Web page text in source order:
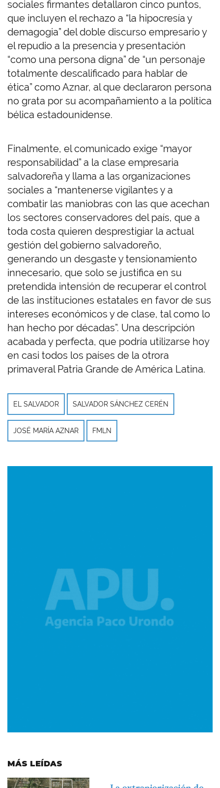
sociales firmantes detallaron cinco puntos,
que incluyen el rechazo a “la hipocresía y
demagogia” del doble discurso empresario y
el repudio a la presencia y presentación
“como una persona digna” de “un personaje
totalmente descalificado para hablar de
ética” como Aznar, al que declararon persona
no grata por su acompañamiento a la política
bélica estadounidense.
Finalmente, el comunicado exige “mayor
responsabilidad” a la clase empresaria
salvadoreña y llama a las organizaciones
sociales a “mantenerse vigilantes y a
combatir las maniobras con las que acechan
los sectores conservadores del país, que a
toda costa quieren desprestigiar la actual
gestión del gobierno salvadoreño,
generando un desgaste y tensionamiento
innecesario, que solo se justifica en su
pretendida intensión de recuperar el control
de las instituciones estatales en favor de sus
intereses económicos y de clase, tal como lo
han hecho por décadas”. Una descripción
acabada y perfecta, que podría utilizarse hoy
en casi todos los países de la otrora
primaveral Patria Grande de América Latina.
EL SALVADOR SALVADOR SÁNCHEZ CERÉN
JOSÉ MARÍA AZNAR FMLN
MÁS LEÍDAS
Imagen